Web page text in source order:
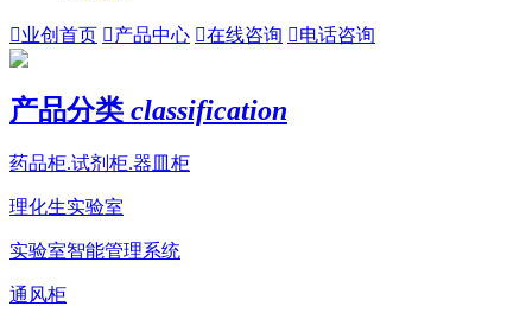
业创首页 产品中心 在线咨询 电话咨询
产品分类 classification
药品柜.试剂柜.器皿柜
理化生实验室
实验室智能管理系统
通风柜